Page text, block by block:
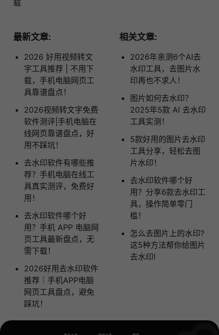
载
最新文章:
2026 好用视频转文
字工具推荐 | 不用下
载，手机电脑网页工
具靠谱盘点！
2026视频转文字免费
软件测评|手机电脑在
线网页靠谱盘点，好
用不踩坑！
去水印软件有哪些推
荐？手机电脑在线工
具真实测评，免费好
用！
去水印软件哪个好
用？手机 APP 电脑网
页工具最新盘点，无
需下载！
2026好用去水印软件
推荐｜手机APP电脑
网页工具盘点，避免
踩坑！
相关文章:
2026年亲测6个AI去
水印工具，去图片水
印再也不求人！
图片如何去水印？
2025年5款 AI 去水印
工具实测！
5款好用的图片去水印
工具分享，轻松去图
片水印！
去水印软件哪个好
用？分享6款去水印工
具，操作简单零门
槛！
怎么去图片上的水印?
这5种方法帮你给图片
去水印!